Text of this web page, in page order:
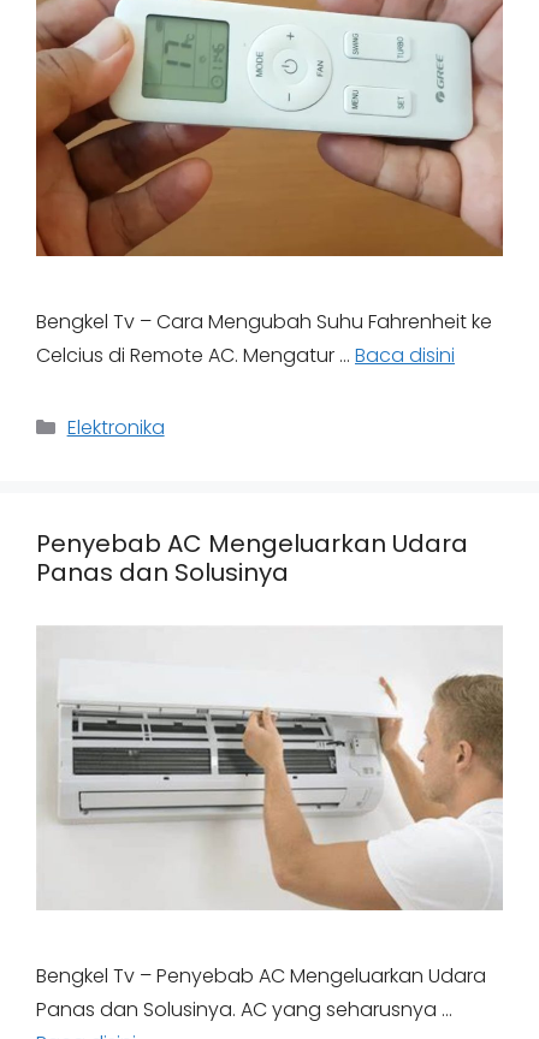
Bengkel Tv – Cara Mengubah Suhu Fahrenheit ke
Celcius di Remote AC. Mengatur … Baca disini
Categories
Elektronika
Penyebab AC Mengeluarkan Udara
Panas dan Solusinya
Bengkel Tv – Penyebab AC Mengeluarkan Udara
Panas dan Solusinya. AC yang seharusnya …